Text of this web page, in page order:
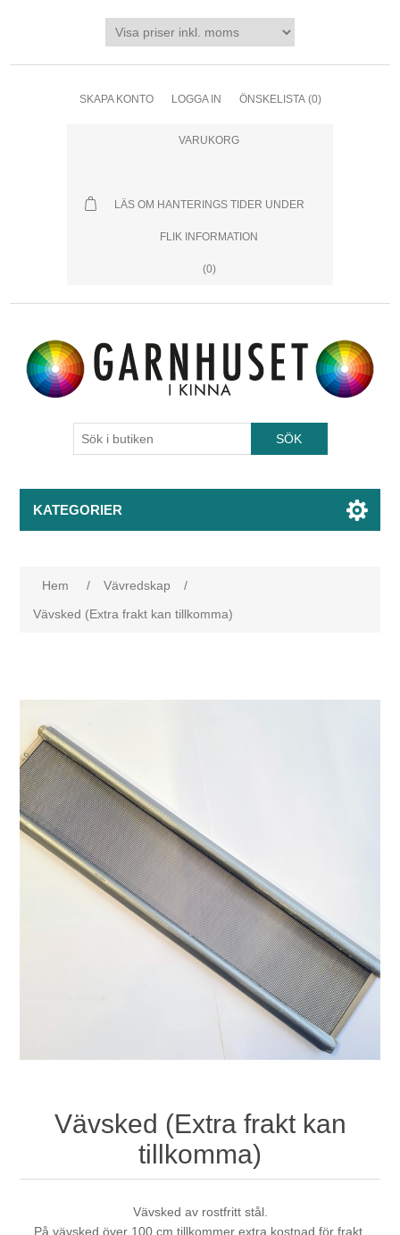
SKAPA KONTO LOGGA IN ÖNSKELISTA (0)
VARUKORG
LÄS OM HANTERINGS TIDER UNDER
FLIK INFORMATION
(0)
KATEGORIER
Hem / Vävredskap
/
Vävsked (Extra frakt kan tillkomma)
Vävsked (Extra frakt kan
tillkomma)
Vävsked av rostfritt stål.
På vävsked över 100 cm tillkommer extra kostnad för frakt,